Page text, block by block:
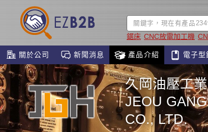
鋸床 CNC放電加工機
關於公司 新聞消息 產品介紹 電子型
久岡油壓工
JEOU
CO., LTD.